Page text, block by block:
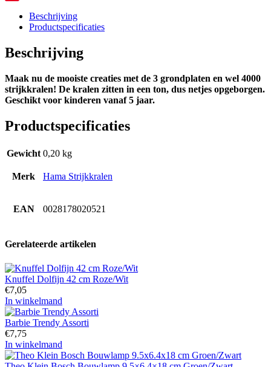
Beschrijving
Productspecificaties
Beschrijving
Maak nu de mooiste creaties met de 3 grondplaten en wel 4000
strijkkralen! De kralen zitten in een ton, dus netjes opgeborgen.
Geschikt voor kinderen vanaf 5 jaar.
Productspecificaties
Gewicht 0,20 kg
Merk Hama Strijkkralen
EAN 0028178020521
Gerelateerde artikelen
Knuffel Dolfijn 42 cm Roze/Wit
€7,05
In winkelmand
Barbie Trendy Assorti
€7,75
In winkelmand